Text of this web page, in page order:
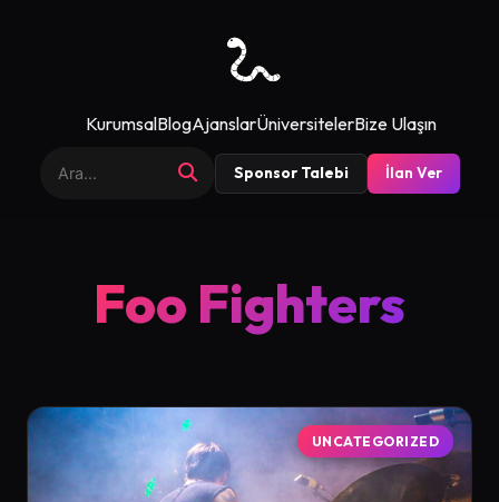
KurumsalBlogAjanslarÜniversitelerBize Ulaşın
Sponsor Talebi İlan Ver
Foo Fighters
UNCATEGORIZED